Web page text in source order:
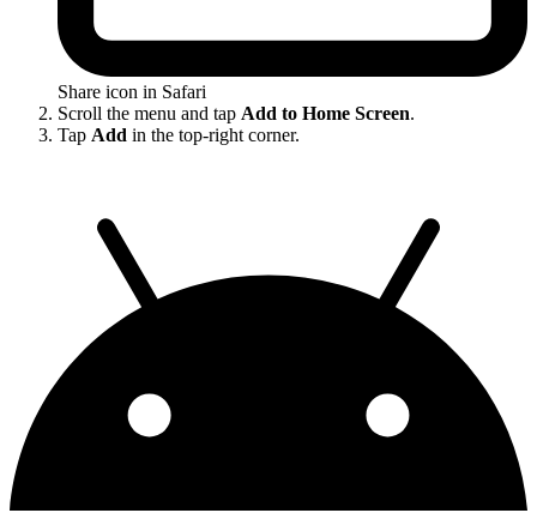
Share icon in Safari
Scroll the menu and tap Add to Home Screen.
Tap Add in the top-right corner.